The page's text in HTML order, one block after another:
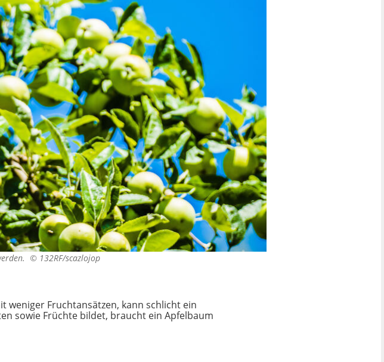
© 132RF/scazlojop
weniger Fruchtansätzen, kann schlicht ein
sowie Früchte bildet, braucht ein Apfelbaum